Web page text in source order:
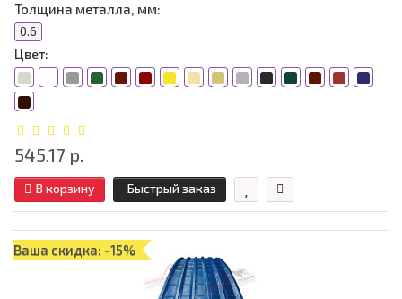
Толщина металла, мм:
0.6
Цвет:
545.17 р.
В корзину Быстрый заказ
Ваша скидка: -15%